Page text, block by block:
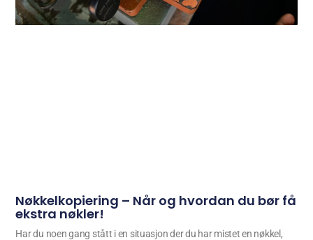
Nøkkelkopiering – Når og hvordan du bør få
ekstra nøkler!
Har du noen gang stått i en situasjon der du har mistet en nøkkel,